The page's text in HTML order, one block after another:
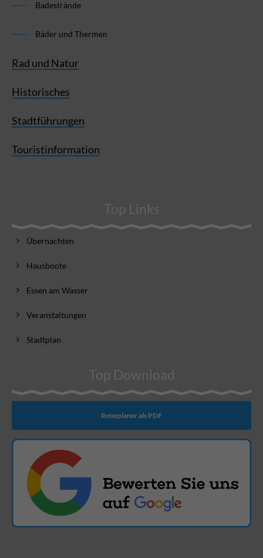
Badestrände
Bäder und Thermen
Rad und Natur
Historisches
Stadtführungen
Touristinformation
Top Links
Übernachten
Hausboote
Essen am Wasser
Veranstaltungen
Stadtplan
Top Download
Reiseplaner als PDF